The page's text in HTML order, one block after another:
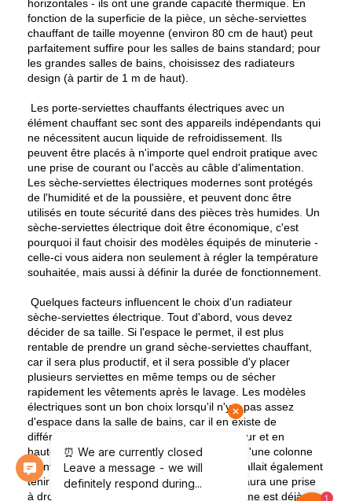
horizontales - ils ont une grande capacité thermique. En
fonction de la superficie de la pièce, un sèche-serviettes
chauffant de taille moyenne (environ 80 cm de haut) peut
parfaitement suffire pour les salles de bains standard; pour
les grandes salles de bains, choisissez des radiateurs
design (à partir de 1 m de haut).
Les porte-serviettes chauffants électriques avec un
élément chauffant sec sont des appareils indépendants qui
ne nécessitent aucun liquide de refroidissement. Ils
peuvent être placés à n'importe quel endroit pratique avec
une prise de courant ou l'accès au câble d'alimentation.
Les sèche-serviettes électriques modernes sont protégés
de l'humidité et de la poussière, et peuvent donc être
utilisés en toute sécurité dans des pièces très humides. Un
sèche-serviettes électrique doit être économique, c'est
pourquoi il faut choisir des modèles équipés de minuterie -
celle-ci vous aidera non seulement à régler la température
souhaitée, mais aussi à définir la durée de fonctionnement.
Quelques facteurs influencent le choix d'un radiateur
sèche-serviettes électrique. Tout d'abord, vous devez
décider de sa taille. Si l'espace le permet, il est plus
rentable de prendre un grand sèche-serviettes chauffant,
car il sera plus productif, et il sera possible d'y placer
plusieurs serviettes en même temps ou de sécher
rapidement les vêtements après le lavage. Les modèles
électriques sont un bon choix lorsqu'il n'y a pas assez
d'espace dans la salle de bains, car il en existe de
différentes tailles et formes : étroits en largeur et en
hauteur, tournants, et même sous la forme d'une colonne
montante avec des crochets. À l'époque, il fallait également
tenir compte du côté du raccordement : il y aura une prise
à droite ou à gauche. Aujourd'hui, ce problème est déjà
1